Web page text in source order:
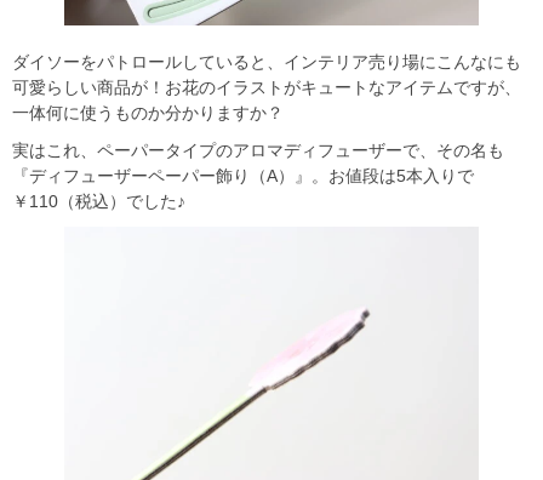
ダイソーをパトロールしていると、インテリア売り場にこんなにも
可愛らしい商品が！お花のイラストがキュートなアイテムですが、
一体何に使うものか分かりますか？
実はこれ、ペーパータイプのアロマディフューザーで、その名も
『ディフューザーペーパー飾り（A）』。お値段は5本入りで
￥110（税込）でした♪